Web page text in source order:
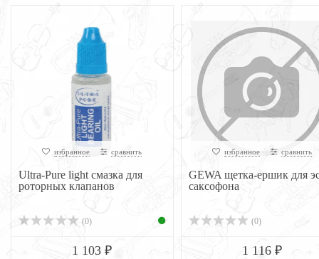
избранное сравнить
Ultra-Pure light смазка для
роторных клапанов
(0)
1 103 ₽
избранное сравнить
GEWA щетка-ершик для
саксофона
(0)
1 116 ₽